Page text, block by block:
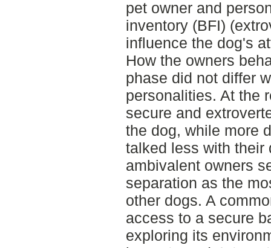
pet owner and
inventory (BFI)
influence the dog's
How the owners
phase did not differ
personalities. At the
secure and
the dog, while more
talked less with their
ambivalent owners
separation as the
other dogs. A
access to a secure
exploring its